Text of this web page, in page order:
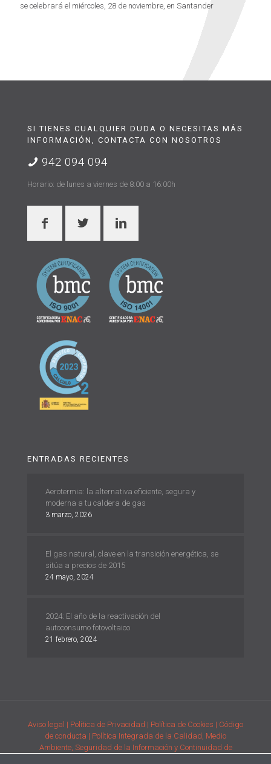
se celebrará el miércoles, 28 de noviembre, en Santander
SI TIENES CUALQUIER DUDA O NECESITAS MÁS
INFORMACIÓN, CONTACTA CON NOSOTROS
942 094 094
Horario: de lunes a viernes de 8:00 a 16:00h
ENTRADAS RECIENTES
Aerotermia: la alternativa eficiente, segura y
moderna a tu caldera de gas
3 marzo, 2026
El gas natural, clave en la transición energética, se
sitúa a precios de 2015
24 mayo, 2024
2024: El año de la reactivación del
autoconsumo fotovoltaico
21 febrero, 2024
Aviso legal | Política de Privacidad | Política de Cookies | Código
de conducta | Política Integrada de la Calidad, Medio
Ambiente, Seguridad de la Información y Continuidad de